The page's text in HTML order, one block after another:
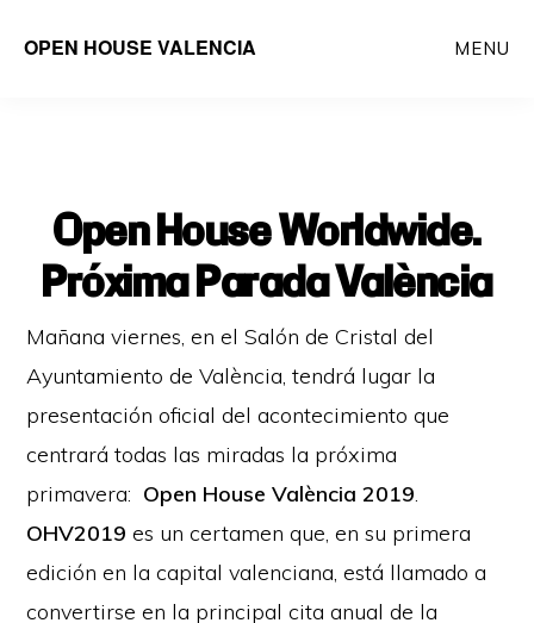
OPEN HOUSE VALENCIA MENU
Open House Worldwide:
Próxima Parada València
Mañana viernes, en el Salón de Cristal del
Ayuntamiento de València, tendrá lugar la
presentación oficial del acontecimiento que
centrará todas las miradas la próxima
primavera: Open House València 2019.
OHV2019 es un certamen que, en su primera
edición en la capital valenciana, está llamado a
convertirse en la principal cita anual de la